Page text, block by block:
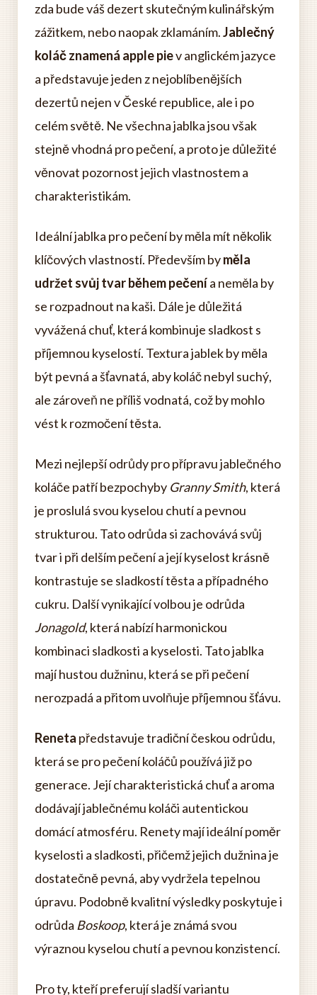
zda bude váš dezert skutečným kulinářským
zážitkem, nebo naopak zklamáním.Jablečný
koláč znamená apple piev anglickém jazyce
a představuje jeden z nejoblíbenějších
dezertů nejen v České republice, ale i po
celém světě. Ne všechna jablka jsou však
stejně vhodná pro pečení, a proto je důležité
věnovat pozornost jejich vlastnostem a
charakteristikám.
Ideální jablka pro pečení by měla mít několik
klíčových vlastností. Především byměla
udržet svůj tvar během pečenía neměla by
se rozpadnout na kaši. Dále je důležitá
vyvážená chuť, která kombinuje sladkost s
příjemnou kyselostí. Textura jablek by měla
být pevná a šťavnatá, aby koláč nebyl suchý,
ale zároveň ne příliš vodnatá, což by mohlo
vést k rozmočení těsta.
Mezi nejlepší odrůdy pro přípravu jablečného
koláče patří bezpochyby Granny Smith, která
je proslulá svou kyselou chutí a pevnou
strukturou. Tato odrůda si zachovává svůj
tvar i při delším pečení a její kyselost krásně
kontrastuje se sladkostí těsta a případného
cukru. Další vynikající volbou je odrůda
Jonagold, která nabízí harmonickou
kombinaci sladkosti a kyselosti. Tato jablka
mají hustou dužninu, která se při pečení
nerozpadá a přitom uvolňuje příjemnou šťávu.
Reneta představuje tradiční českou odrůdu,
která se pro pečení koláčů používá již po
generace. Její charakteristická chuť a aroma
dodávají jablečnému koláči autentickou
domácí atmosféru. Renety mají ideální poměr
kyselosti a sladkosti, přičemž jejich dužnina je
dostatečně pevná, aby vydržela tepelnou
úpravu. Podobně kvalitní výsledky poskytuje i
odrůda Boskoop, která je známá svou
výraznou kyselou chutí a pevnou konzistencí.
Pro ty, kteří preferují sladší variantu